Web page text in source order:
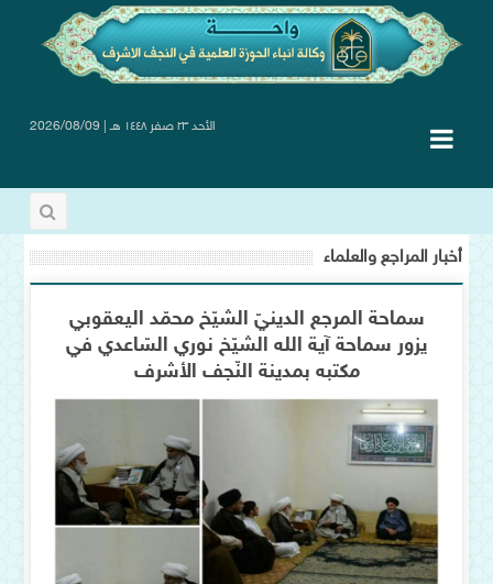
الأحد ٢٣ صفر ١٤٤٨ هـ | 2026/08/09
أخبار المراجع والعلماء
سماحة المرجع الدينيّ الشيّخ محمّد اليعقوبي
يزور سماحة آية الله الشيّخ نوري السّاعدي في
مكتبه بمدينة النّجف الأشرف